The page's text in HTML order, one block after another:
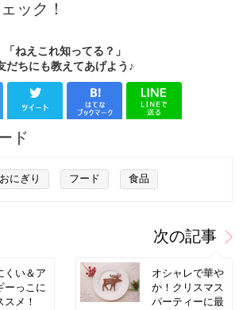
ック！
「ねえこれ知ってる？」
だちにも教えてあげよう♪
ド
おにぎり フード 食品
くい＆ア
ーっこに
スメ！
次の記事
オシャレで華や
か！クリスマス
パーティーに最